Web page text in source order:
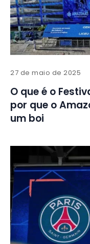
27 de maio de 2025
O que é o
por que o
um boi